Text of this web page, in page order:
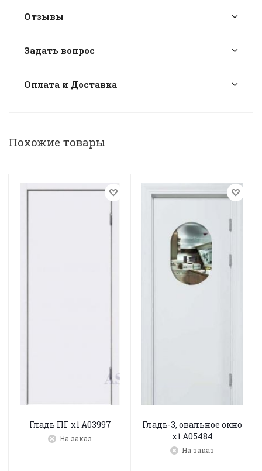
Отзывы
Задать вопрос
Оплата и Доставка
Похожие товары
Гладь ПГ х1 A03997
На заказ
Гладь-3, овальное окно
х1 A05484
На заказ